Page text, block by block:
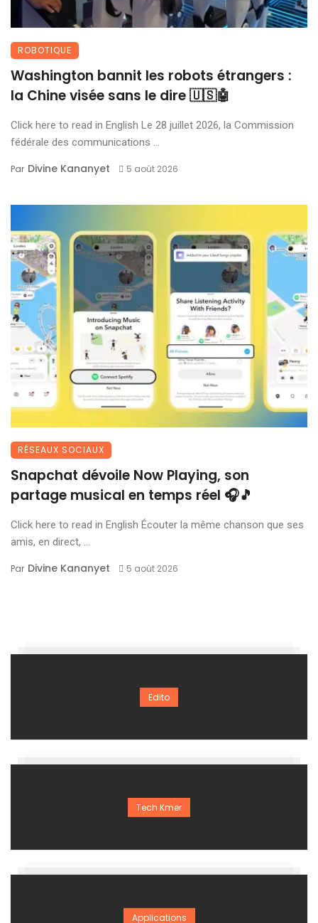
ROBOTIQUE
Washington bannit les robots étrangers :
la Chine visée sans le dire 🇺🇸🤖
Click here to read in English Le 28 juillet 2026, la Commission
fédérale des communications ...
Par Divine Kananyet 5 août 2026
RÉSEAUX SOCIAUX
Snapchat dévoile Now Playing, son
partage musical en temps réel 🎧🎵
Click here to read in English Écouter la même chanson que ses
amis, en direct, ...
Par Divine Kananyet 5 août 2026
Edito
Tech Kmer
Applications